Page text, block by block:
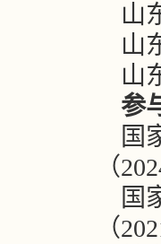
山
山
山
参
国
（
国
（